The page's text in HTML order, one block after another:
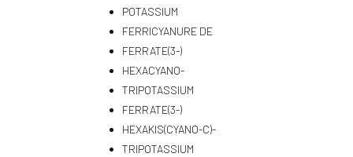
POTASSIUM
FERRICYANURE DE
FERRATE(3-)
HEXACYANO-
TRIPOTASSIUM
FERRATE(3-)
HEXAKIS(CYANO-C)-
TRIPOTASSIUM